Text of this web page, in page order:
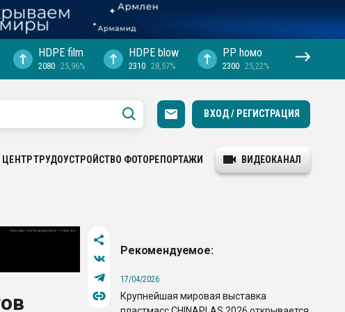
HDPE film
2080 25,96%
HDPE blow
2310 28,57%
PP hомо
2300 25,22%
ВХОД / РЕГИСТРАЦИЯ
ТРУДОУСТРОЙСТВО ФОТОРЕПОРТАЖИ ВИДЕОКАНАЛ
Рекомендуемое:
17/04/2026
Крупнейшая мировая выставка